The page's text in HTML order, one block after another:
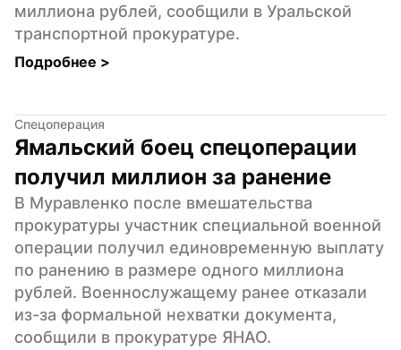
миллиона рублей, сообщили в Уральской
транспортной прокуратуре.
Подробнее >
Спецоперация
Ямальский боец спецоперации
получил миллион за ранение
В Муравленко после вмешательства
прокуратуры участник специальной военной
операции получил единовременную выплату
по ранению в размере одного миллиона
рублей. Военнослужащему ранее отказали
из-за формальной нехватки документа,
сообщили в прокуратуре ЯНАО.